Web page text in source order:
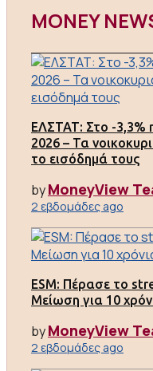
MONEY
ΕΛΣΤΑΤ: Στο -3,3%
2026 – Τα
το εισόδημά τους
byMoneyView
2 εβδομάδες ago
ESM: Πέρασε το
Μείωση για 10
byMoneyView
2 εβδομάδες ago